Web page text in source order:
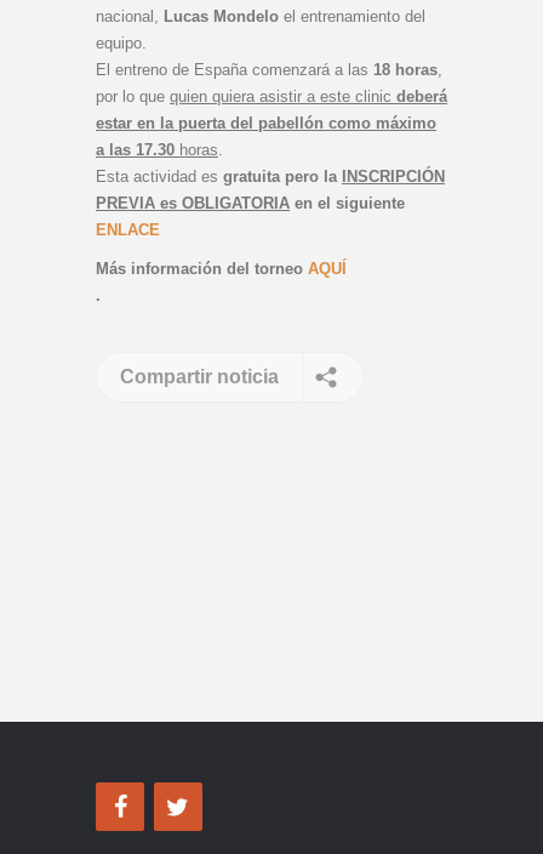
nacional, Lucas Mondelo el entrenamiento del
equipo.
El entreno de España comenzará a las 18 horas,
por lo que quien quiera asistir a este clinic deberá
estar en la puerta del pabellón como máximo
a las 17.30 horas.
Esta actividad es gratuita pero la INSCRIPCIÓN
PREVIA es OBLIGATORIA en el siguiente
ENLACE
Más información del torneo AQUÍ
.
Compartir noticia